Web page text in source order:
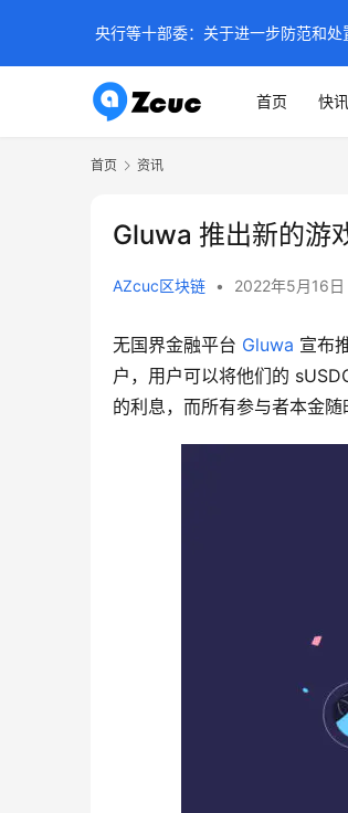
首页 快讯
首页 资讯
Gluwa 推出新的游
AZcuc区块链 • 2022年5月16
无国界金融平台 Gluwa 宣布
户，用户可以将他们的
的利息，而所有参与者本金随
央行等十部委：关于进一步防范和